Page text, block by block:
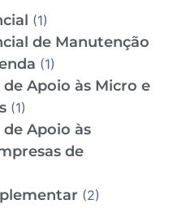
(1)
de Manutenção
(1)
Apoio às Micro e
(1)
Apoio às
de
(2)